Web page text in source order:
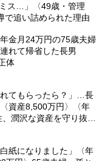
ス…」〈49歳・管理
で追い詰められた理由
金月24万円の75歳夫婦
れて帰省した長男
体
れてもらったら？」…長
資産8,500万円〉〈年
潤沢な資産を守り抜い
紙になりました」〈年